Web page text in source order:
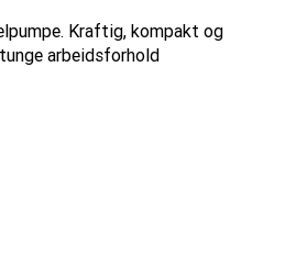
Kraftig, kompakt og
arbeidsforhold